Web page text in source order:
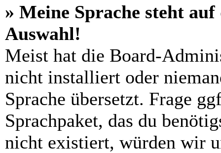
» Meine Sprache steht
Auswahl!
Meist hat die Board-
nicht installiert oder
Sprache übersetzt. Frage
Sprachpaket, das du
nicht existiert, würden wir